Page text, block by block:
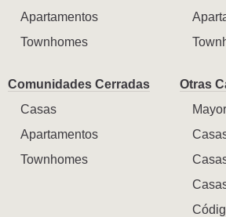
Apartamentos
Townhomes
Comunidades Cerradas
Casas
Apartamentos
Townhomes
Otras